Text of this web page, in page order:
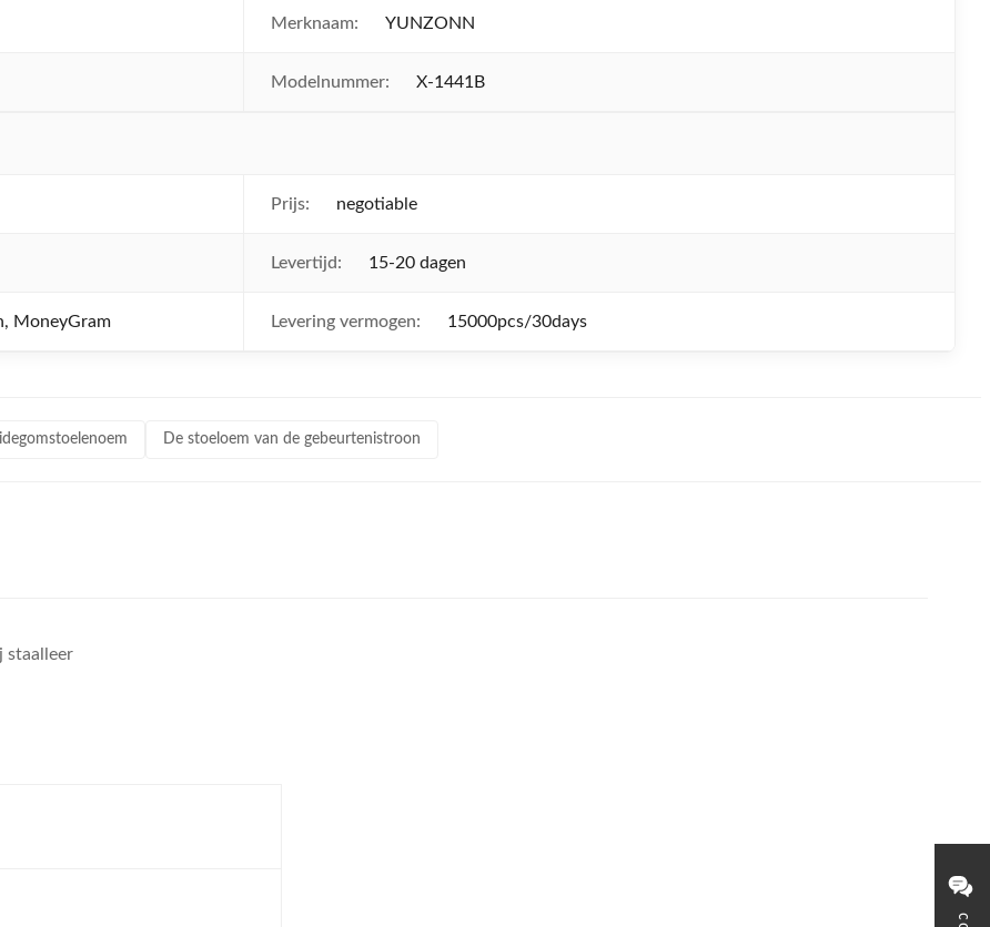
Merknaam: YUNZONN
Modelnummer: X-1441B
Prijs: negotiable
Levertijd: 15-20 dagen
MoneyGram Levering vermogen: 15000pcs/30days
De stoeloem van de gebeurtenistroon
staalleer